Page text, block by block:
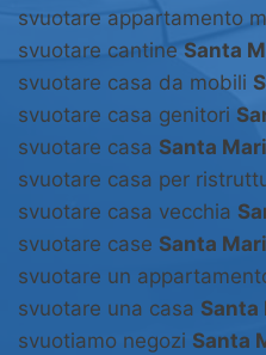
svuotare appartamento
svuotare cantine Santa
svuotare casa da mobili
svuotare casa genitori
svuotare casa Santa
svuotare casa per
svuotare casa vecchia
svuotare case Santa
svuotare un
svuotare una casa Santa
svuotiamo negozi Santa